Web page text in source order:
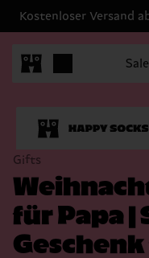
Kostenloser Versand
Sale
Gifts
für Papa |